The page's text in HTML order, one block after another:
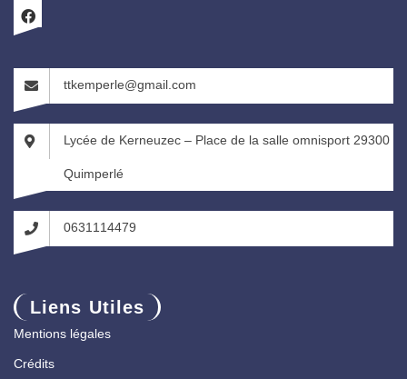
ttkemperle@gmail.com
Lycée de Kerneuzec – Place de la salle omnisport 29300
Quimperlé
0631114479
Liens Utiles
Mentions légales
Crédits